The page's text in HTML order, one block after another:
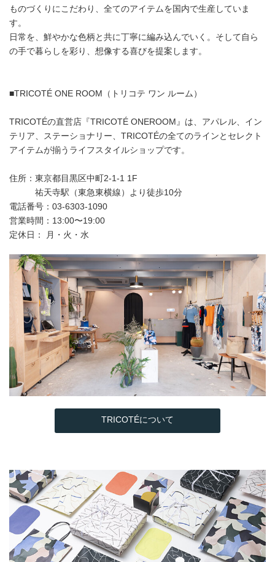
ものづくりにこだわり、全てのアイテムを国内で生産していま
す。
日常を、鮮やかな色柄と共に丁寧に編み込んでいく。そして自ら
の手で暮らしを彩り、想像する喜びを提案します。
■TRICOTÉ ONE ROOM（トリコテ ワン ルーム）
TRICOTÉの直営店『TRICOTÉ ONEROOM』は、アパレル、イン
テリア、ステーショナリー、TRICOTÉの全てのラインとセレクト
アイテムが揃うライフスタイルショップです。
住所：東京都目黒区中町2-1-1 1F
祐天寺駅（東急東横線）より徒歩10分
電話番号：03-6303-1090
営業時間：13:00〜19:00
定休日： 月・火・水
TRICOTÉについて